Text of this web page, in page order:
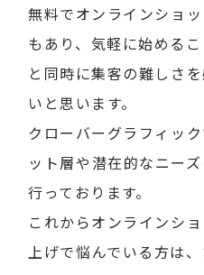
無料でオンラインショ
もあり、気軽に始める
と同時に集客の難しさ
いと思います。
クローバーグラフィッ
ット層や潜在的なニー
行っております。
これからオンラインシ
上げで悩んでいる方は